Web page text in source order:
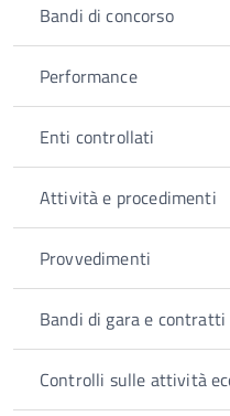
Bandi di concorso
Performance
Enti controllati
Attività e procedimenti
Provvedimenti
Bandi di gara e contratti
Controlli sulle attività